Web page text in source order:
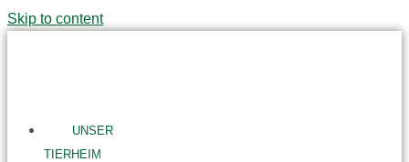
Skip to content
UNSER
TIERHEIM